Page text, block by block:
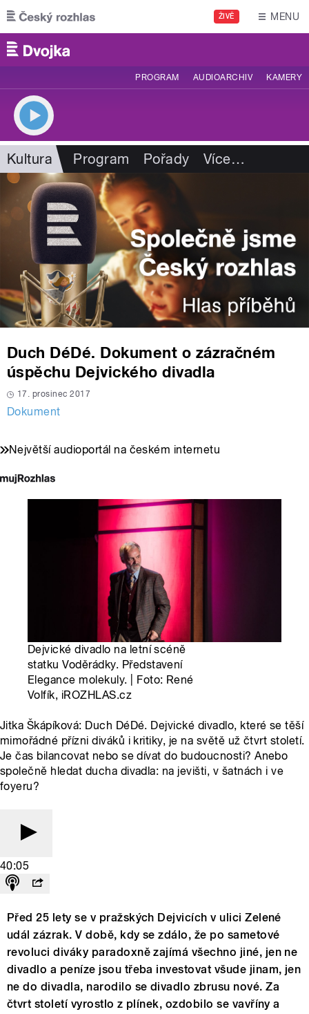
Přejít k hlavnímu obsahu
ŽIVĚ MENU
PROGRAM AUDIOARCHIV KAMERY
Kultura Program Pořady Více…
Duch DéDé. Dokument o zázračném
úspěchu Dejvického divadla
17. prosinec 2017
Dokument
Největší audioportál na českém internetu
Dejvické divadlo na letní scéně
statku Voděrádky. Představení
Elegance molekuly. | Foto: René
Volfík, iROZHLAS.cz
Jitka Škápíková: Duch DéDé. Dejvické divadlo, které se těší
mimořádné přízni diváků i kritiky, je na světě už čtvrt století.
Je čas bilancovat nebo se dívat do budoucnosti? Anebo
společně hledat ducha divadla: na jevišti, v šatnách i ve
foyeru?
40:05
Před 25 lety se v pražských Dejvicích v ulici Zelené
udál zázrak. V době, kdy se zdálo, že po sametové
revoluci diváky paradoxně zajímá všechno jiné, jen ne
divadlo a peníze jsou třeba investovat všude jinam, jen
ne do divadla, narodilo se divadlo zbrusu nové. Za
čtvrt století vyrostlo z plínek, ozdobilo se vavříny a